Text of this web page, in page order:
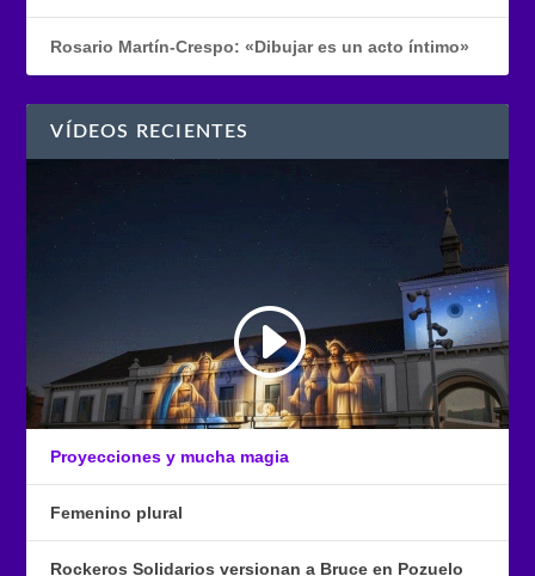
Rosario Martín-Crespo: «Dibujar es un acto íntimo»
VÍDEOS RECIENTES
Proyecciones y mucha magia
Femenino plural
Rockeros Solidarios versionan a Bruce en Pozuelo